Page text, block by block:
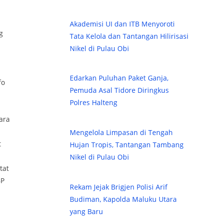
Akademisi UI dan ITB Menyoroti
Tata Kelola dan Tantangan Hilirisasi
Nikel di Pulau Obi
Edarkan Puluhan Paket Ganja,
Pemuda Asal Tidore Diringkus
Polres Halteng
Mengelola Limpasan di Tengah
Hujan Tropis, Tantangan Tambang
Nikel di Pulau Obi
Rekam Jejak Brigjen Polisi Arif
Budiman, Kapolda Maluku Utara
yang Baru